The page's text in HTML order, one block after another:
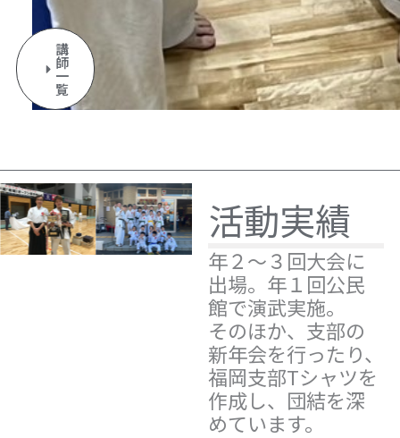
講
師
一
覧
活動実績
年２～３回大会に
出場。年１回公民
館で演武実施。
そのほか、支部の
新年会を行ったり、
福岡支部Tシャツを
作成し、団結を深
めています。